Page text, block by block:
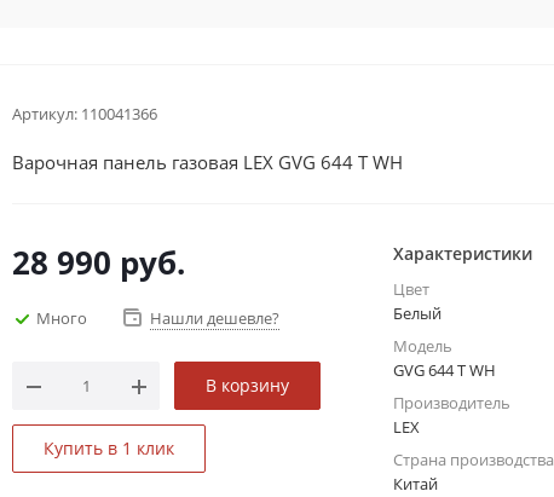
Артикул: 110041366
Варочная панель газовая LEX GVG 644 T WH
28 990 руб.
Много Нашли дешевле?
В корзину
Купить в 1 клик
Характеристики
Цвет
Белый
Модель
GVG 644 T WH
Производитель
LEX
Страна производства
Китай